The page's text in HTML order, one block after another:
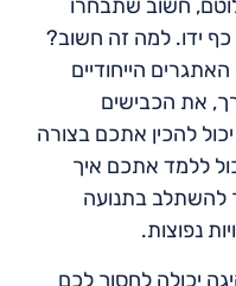
חשוב שתבחרו
ידו. למה זה חשוב?
הייחודיים
את הכבישים
להכין אתכם בצורה
ללמד אתכם איך
להשתלב בתנועה
נפוצות.
יכולה לחסוך לכם